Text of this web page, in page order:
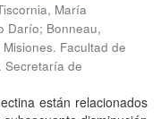
María
Darío; Bonneau,
Facultad de
Secretaría de
están relacionados